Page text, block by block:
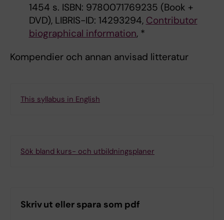
1454 s. ISBN: 9780071769235 (Book +
DVD), LIBRIS-ID: 14293294, Contributor
biographical information, *
Kompendier och annan anvisad litteratur
This syllabus in English
Sök bland kurs- och utbildningsplaner
Skriv ut eller spara som pdf